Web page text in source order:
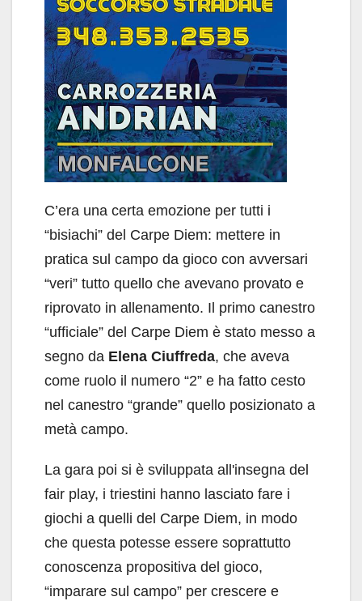
C’era una certa emozione per tutti i
“bisiachi” del Carpe Diem: mettere in
pratica sul campo da gioco con avversari
“veri” tutto quello che avevano provato e
riprovato in allenamento. Il primo canestro
“ufficiale” del Carpe Diem è stato messo a
segno da Elena Ciuffreda, che aveva
come ruolo il numero “2” e ha fatto cesto
nel canestro “grande” quello posizionato a
metà campo.
La gara poi si è sviluppata all'insegna del
fair play, i triestini hanno lasciato fare i
giochi a quelli del Carpe Diem, in modo
che questa potesse essere soprattutto
conoscenza propositiva del gioco,
“imparare sul campo” per crescere e